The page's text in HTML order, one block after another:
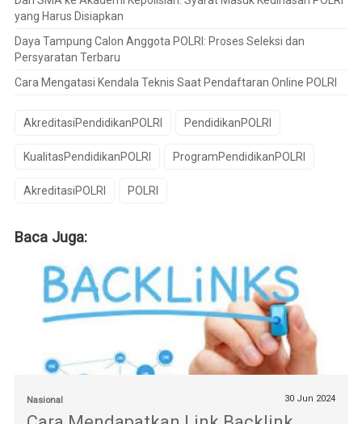
yang Harus Disiapkan
Daya Tampung Calon Anggota POLRI: Proses Seleksi dan
Persyaratan Terbaru
Cara Mengatasi Kendala Teknis Saat Pendaftaran Online POLRI
AkreditasiPendidikanPOLRI PendidikanPOLRI
KualitasPendidikanPOLRI ProgramPendidikanPOLRI
AkreditasiPOLRI POLRI
Baca Juga:
Nasional 30 Jun 2024